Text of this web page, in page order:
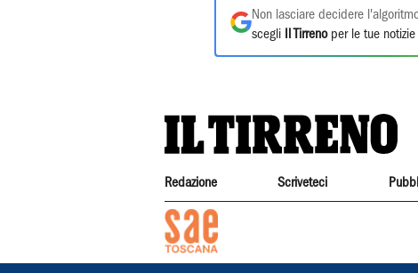
Non lasciare decidere
scegli
Il Tirrenoper le tue notizie
Redazione Scriveteci